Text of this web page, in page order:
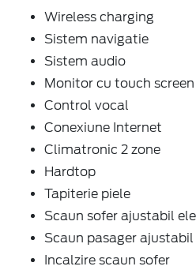
Wireless charging
Sistem navigatie
Sistem audio
Monitor cu touch screen
Control vocal
Conexiune Internet
Climatronic 2 zone
Hardtop
Tapiterie piele
Scaun sofer ajustabil
Scaun pasager
Incalzire scaun sofer